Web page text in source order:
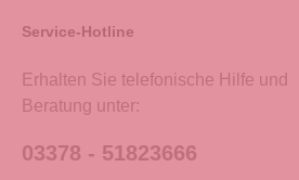
Service-Hotline
Erhalten Sie telefonische Hilfe und
Beratung unter:
03378 - 51823666